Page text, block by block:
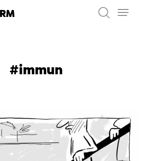
#immun